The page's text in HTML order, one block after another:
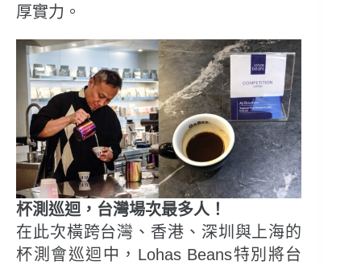
厚實力。
杯測巡迴，台灣場次最多人！
在此次橫跨台灣、香港、深圳與上海的
杯測會巡迴中，Lohas Beans特別將台